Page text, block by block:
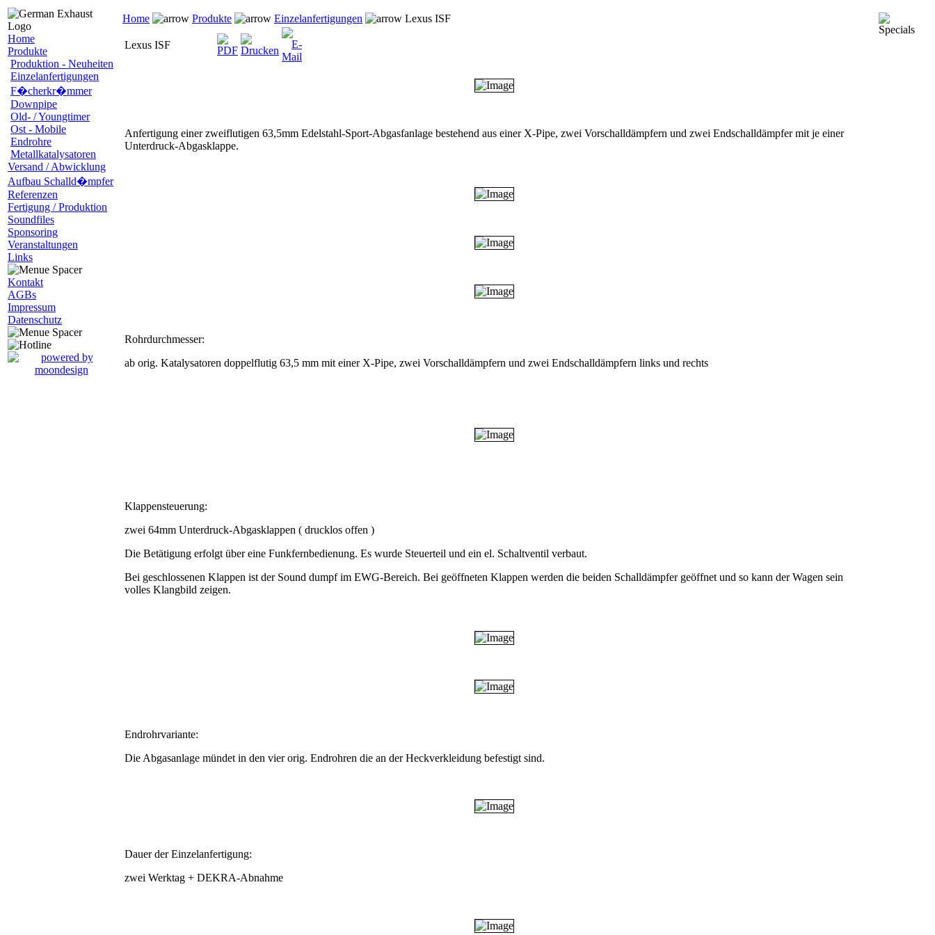
Home
Produkte
Produktion - Neuheiten
Einzelanfertigungen
F�cherkr�mmer
Downpipe
Old- / Youngtimer
Ost - Mobile
Endrohre
Metallkatalysatoren
Versand / Abwicklung
Aufbau Schalld�mpfer
Referenzen
Fertigung / Produktion
Soundfiles
Sponsoring
Veranstaltungen
Links
Kontakt
AGBs
Impressum
Datenschutz
Home Produkte Einzelanfertigungen Lexus ISF
Lexus ISF
Anfertigung einer zweiflutigen 63,5mm Edelstahl-Sport-Abgasfanlage bestehend aus einer X-Pipe, zwei Vorschalldämpfern und zwei Endschalldämpfer mit je einer
Unterdruck-Abgasklappe.
Rohrdurchmesser:
ab orig. Katalysatoren doppelflutig 63,5 mm mit einer X-Pipe, zwei Vorschalldämpfern und zwei Endschalldämpfern links und rechts
Klappensteuerung:
zwei 64mm Unterdruck-Abgasklappen ( drucklos offen )
Die Betätigung erfolgt über eine Funkfernbedienung. Es wurde Steuerteil und ein el. Schaltventil verbaut.
Bei geschlossenen Klappen ist der Sound dumpf im EWG-Bereich. Bei geöffneten Klappen werden die beiden Schalldämpfer geöffnet und so kann der Wagen sein
volles Klangbild zeigen.
Endrohrvariante:
Die Abgasanlage mündet in den vier orig. Endrohren die an der Heckverkleidung befestigt sind.
Dauer der Einzelanfertigung:
zwei Werktag + DEKRA-Abnahme